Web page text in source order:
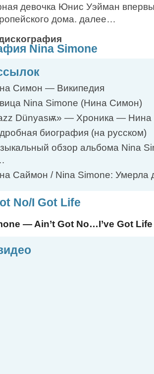
девочка Юнис Уэйман
дома. далее…
Nina Simone
Симон — Википедия
Nina Simone (Нина Симон)
Dünyasѭ» — Хроника —
биография (на русском)
обзор альбома Nina
Саймон / Nina Simone: Умерла
No/I Got Life
— Ain’t Got No…I’ve Got Life